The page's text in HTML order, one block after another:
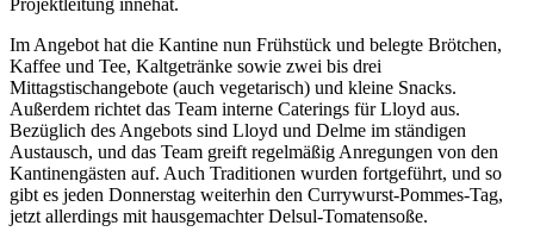
Im Angebot hat die Kantine nun Frühstück und belegte Brötchen,
Kaffee und Tee, Kaltgetränke sowie zwei bis drei
Mittagstischangebote (auch vegetarisch) und kleine Snacks.
Außerdem richtet das Team interne Caterings für Lloyd aus.
Bezüglich des Angebots sind Lloyd und Delme im ständigen
Austausch, und das Team greift regelmäßig Anregungen von den
Kantinengästen auf. Auch Traditionen wurden fortgeführt, und so
gibt es jeden Donnerstag weiterhin den Currywurst-Pommes-Tag,
jetzt allerdings mit hausgemachter Delsul-Tomatensoße.